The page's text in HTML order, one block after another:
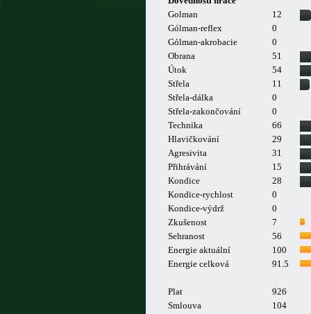
Golman
12
Gólman-reflex
0
Gólman-akrobacie
0
Obrana
51
Útok
54
Střela
11
Střela-dálka
0
Střela-zakončování
0
Technika
66
Hlavičkování
29
Agresivita
31
Přihrávání
15
Kondice
28
Kondice-rychlost
0
Kondice-výdrž
0
Zkušenost
7
Sehranost
56
Energie aktuální
100
Energie celková
91.5
Plat
926
Smlouva
104